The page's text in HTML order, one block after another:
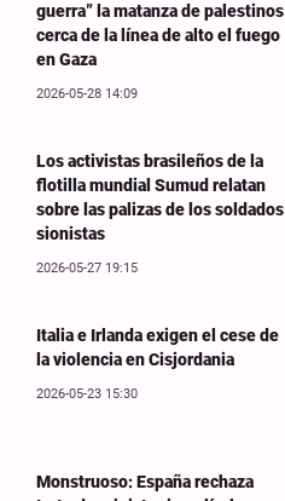
guerra” la matanza de palestinos
cerca de la línea de alto el fuego
en Gaza
2026-05-28 14:09
Los activistas brasileños de la
flotilla mundial Sumud relatan
sobre las palizas de los soldados
sionistas
2026-05-27 19:15
Italia e Irlanda exigen el cese de
la violencia en Cisjordania
2026-05-23 15:30
Monstruoso: España rechaza